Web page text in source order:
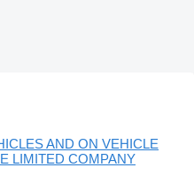
AND ON VEHICLE
LIMITED COMPANY